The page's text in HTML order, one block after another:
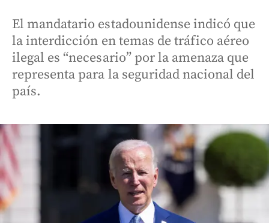
El mandatario estadounidense indicó que
la interdicción en temas de tráfico aéreo
ilegal es “necesario” por la amenaza que
representa para la seguridad nacional del
país.